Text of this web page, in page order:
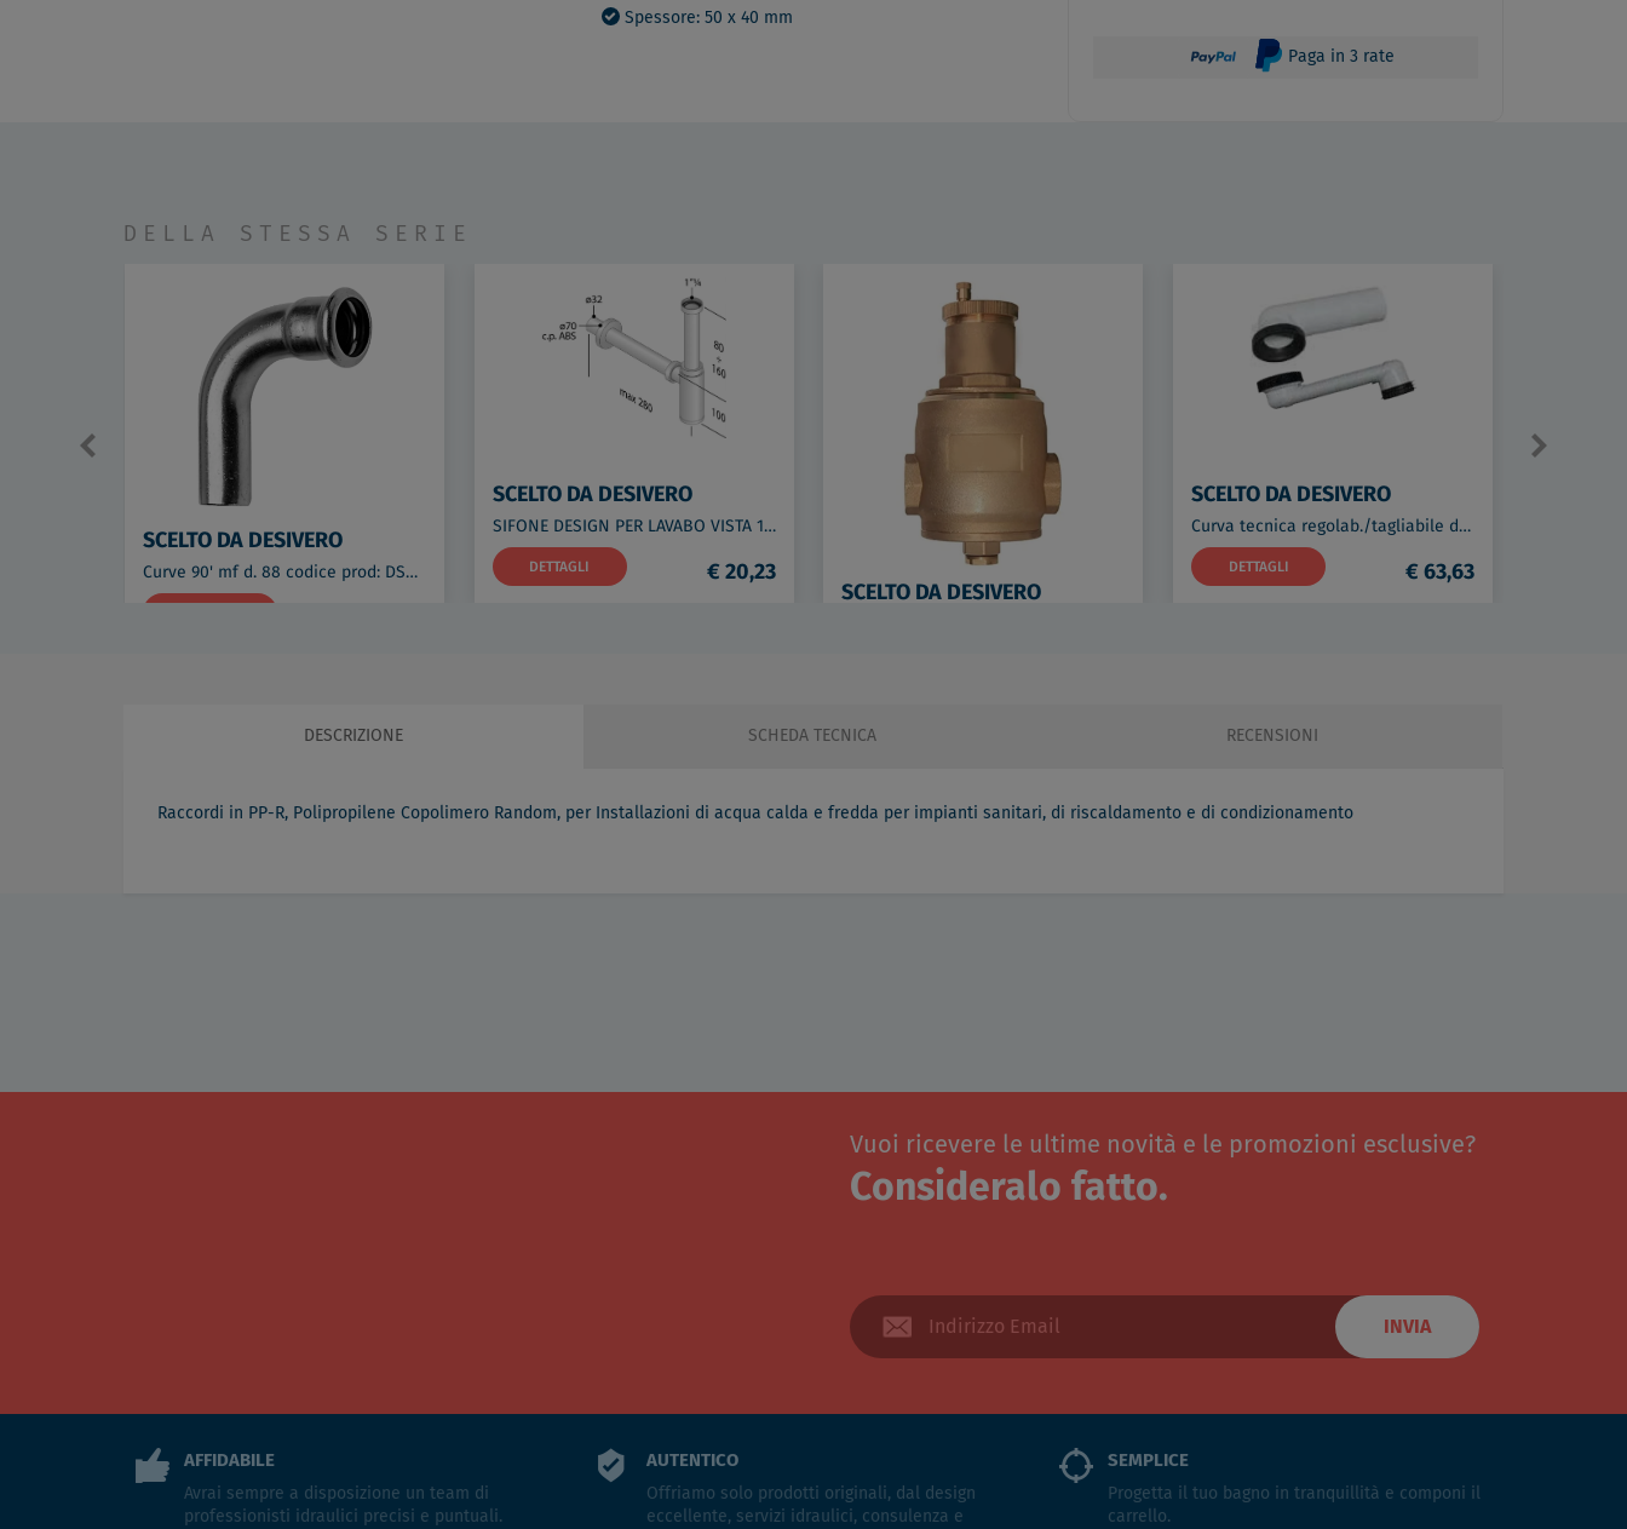
Spessore: 50 x 40 mm
Paga in 3 rate
DELLA STESSA SERIE
SCELTO DA DESIVERO
Curve 90' mf d. 88 codice prod: DSV08234
SCELTO DA DESIVERO
SIFONE DESIGN PER LAVABO VISTA 1"1/4 ABS/CRO codice prod: DSV20948
DETTAGLI € 20,23
SCELTO DA DESIVERO
SCELTO DA DESIVERO
Curva tecnica regolab./tagliabile da 120 280 mm da abbinare alla curva DSV17417 codice prod: DSV17707
DETTAGLI € 63,63
DESCRIZIONE SCHEDA TECNICA RECENSIONI
Raccordi in PP-R, Polipropilene Copolimero Random, per Installazioni di acqua calda e fredda per impianti sanitari, di riscaldamento e di condizionamento
Vuoi ricevere le ultime novità e le promozioni esclusive?
Consideralo fatto.
INVIA
AFFIDABILE
Avrai sempre a disposizione un team di
professionisti idraulici precisi e puntuali.
AUTENTICO
Offriamo solo prodotti originali, dal design
eccellente, servizi idraulici, consulenza e
SEMPLICE
Progetta il tuo bagno in tranquillità e componi il
carrello.